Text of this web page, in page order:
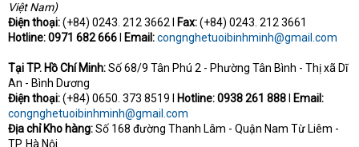
Việt Nam)
Điện thoại:(+84) 0243. 212 3662 I Fax:(+84) 0243. 212 3661
Hotline:0971 682 666 Email:congnghetuoibinhminh@gmail.com
Tại TP. Hồ Chí Minh:Số 68/9 Tân Phú 2 - Phường Tân Bình - Thị xã Dĩ
An - Bình Dương
Điện thoại:(+84) 0650. 373 8519 I Hotline: 0938 261 888
Email:
congnghetuoibinhminh@gmail.com
Địa chỉ Kho hàng:Số 168 đường Thanh Lâm - Quận Nam Từ Liêm -
TP. Hà Nội